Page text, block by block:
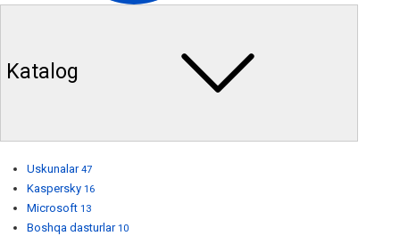
Katalog
Uskunalar 47
Kaspersky 16
Microsoft 13
Boshqa dasturlar 10